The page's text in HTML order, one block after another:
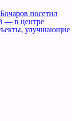
посетил
— в центре
улучшающие